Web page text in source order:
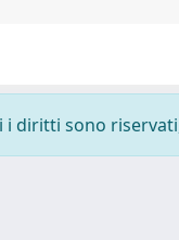
diritti sono